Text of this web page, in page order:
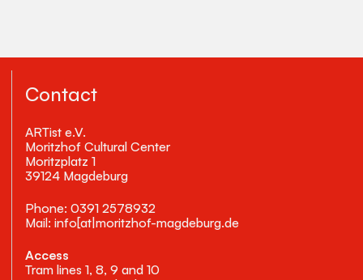
Contact
ARTist e.V.
Moritzhof Cultural Center
Moritzplatz 1
39124 Magdeburg
Phone: 0391 2578932
Mail: info[at|moritzhof-magdeburg.de
Access
Tram lines 1, 8, 9 and 10